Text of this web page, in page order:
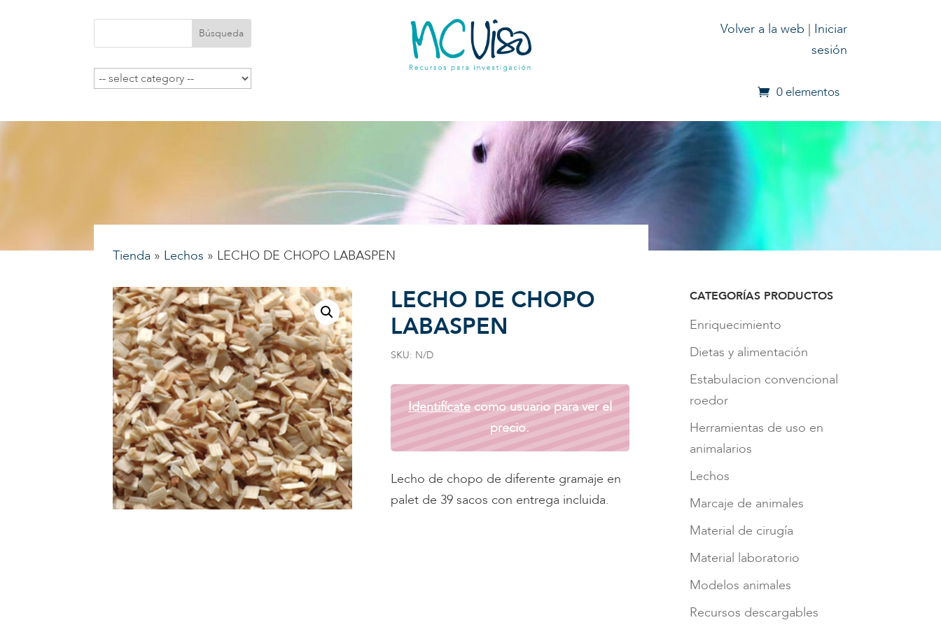
Volver a la web | Iniciar
sesión
0 elementos
Tienda » Lechos » LECHO DE CHOPO LABASPEN
LECHO DE CHOPO
LABASPEN
SKU: N/D
Identifícatecomo usuario para ver el
precio.
Lecho de chopo de diferente gramaje en
palet de 39 sacos con entrega incluida.
CATEGORÍAS PRODUCTOS
Enriquecimiento
Dietas y alimentación
Estabulacion convencional
roedor
Herramientas de uso en
animalarios
Lechos
Marcaje de animales
Material de cirugía
Material laboratorio
Modelos animales
Recursos descargables